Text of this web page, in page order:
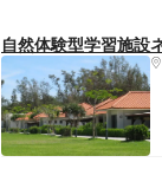
自然体験型学習施設